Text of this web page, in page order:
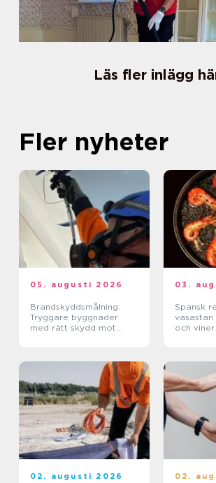
Läs fler inlägg
Fler nyheter
05. augusti 2026
Brandskyddsmålning:
Tryggare byggnader
med rätt skydd mot
03.
Spansk
vasastan tapas, värme
och
02. augusti 2026 02.